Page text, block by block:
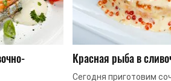
Красная рыба в
Сегодня приготовим